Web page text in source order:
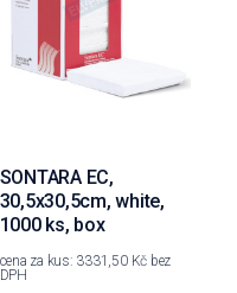
SONTARA EC,
30,5x30,5cm, white,
1000 ks, box
cena za kus: 3331,50 Kč bez
DPH